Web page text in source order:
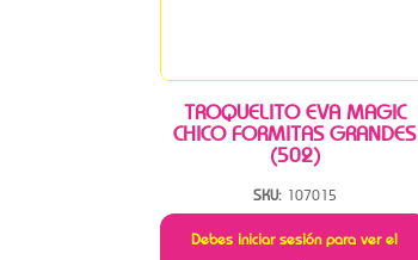
TROQUELITO EVA MAGIC
CHICO FORMITAS GRANDES
(502)
SKU: 107015
Debes iniciar sesión para ver el